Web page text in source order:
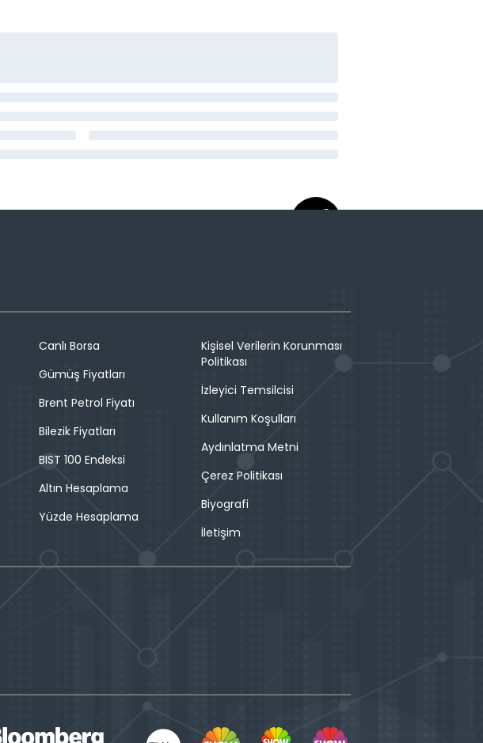
Canlı Borsa
Gümüş Fiyatları
Brent Petrol Fiyatı
Bilezik Fiyatları
BIST 100 Endeksi
Altın Hesaplama
Yüzde Hesaplama
Kişisel Verilerin Korunması
Politikası
İzleyici Temsilcisi
Kullanım Koşulları
Aydınlatma Metni
Çerez Politikası
Biyografi
İletişim